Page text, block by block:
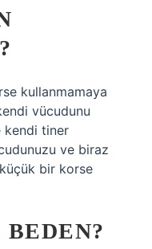
kullanmamaya
vücudunu
kendi tiner
ve biraz
bir korse